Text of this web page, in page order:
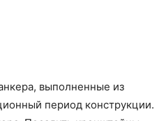
выполненные из
период конструкции.